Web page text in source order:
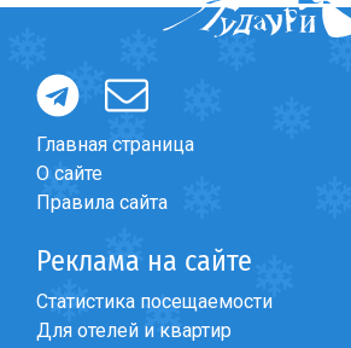
Главная страница
О сайте
Правила сайта
Реклама на сайте
Статистика посещаемости
Для отелей и квартир